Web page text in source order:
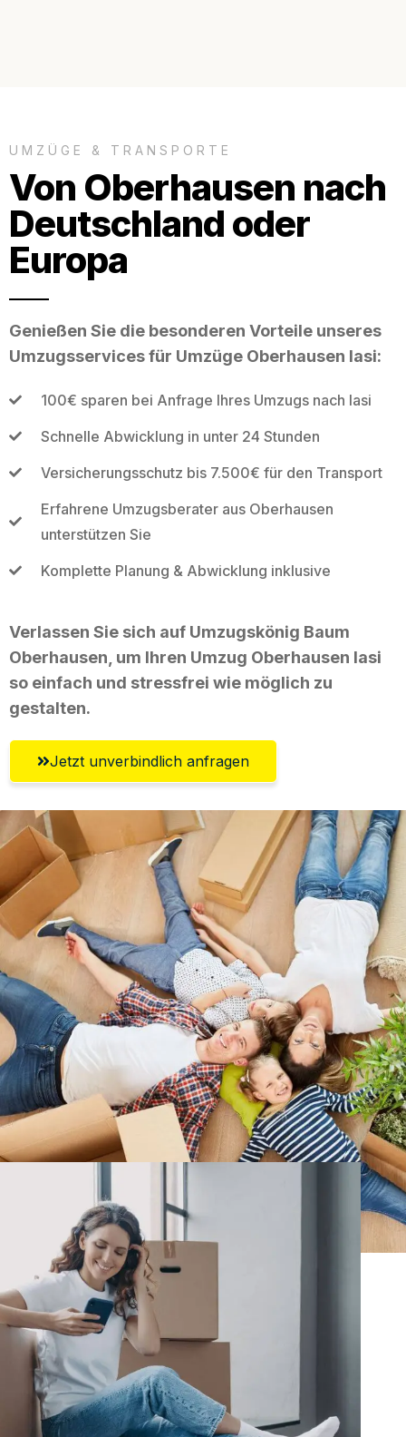
UMZÜGE & TRANSPORTE
Von Oberhausen nach
Deutschland oder
Europa
Genießen Sie die besonderen Vorteile unseres
Umzugsservices für Umzüge Oberhausen Iasi:
100€ sparen bei Anfrage Ihres Umzugs nach Iasi
Schnelle Abwicklung in unter 24 Stunden
Versicherungsschutz bis 7.500€ für den Transport
Erfahrene Umzugsberater aus Oberhausen
unterstützen Sie
Komplette Planung & Abwicklung inklusive
Verlassen Sie sich auf Umzugskönig Baum
Oberhausen, um Ihren Umzug Oberhausen Iasi
so einfach und stressfrei wie möglich zu
gestalten.
Jetzt unverbindlich anfragen